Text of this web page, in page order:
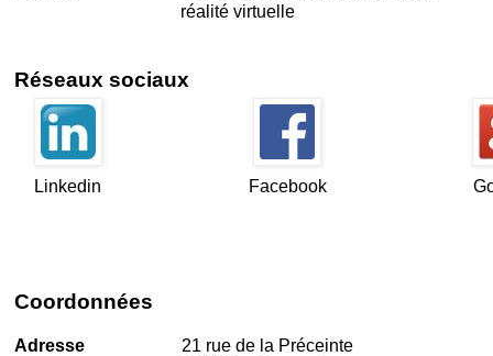
réalité virtuelle
Réseaux sociaux
Linkedin Facebook
Coordonnées
Adresse
21 rue de la Préceinte